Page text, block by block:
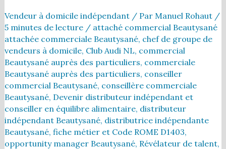
Vendeur à domicile indépendant/ Par Manuel Rohaut /
5 minutes de lecture/ attaché commercial Beautysané
attachée commerciale Beautysané, chef de groupe de
vendeurs à domicile, Club Audi NL, commercial
Beautysané auprès des particuliers, commerciale
Beautysané auprès des particuliers, conseiller
commercial Beautysané, conseillère commerciale
Beautysané, Devenir distributeur indépendant et
conseiller en équilibre alimentaire, distributeur
indépendant Beautysané, distributrice indépendante
Beautysané, fiche métier et Code ROME D1403,
opportunity manager Beautysané, Révélateur de talent,